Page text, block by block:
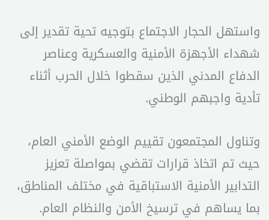
واستهل الحجار الاجتماع بتوجيه تحية تقدير إلى
شهداء الأجهزة الأمنية والعسكرية وعناصر
الدفاع المدني الذين سقطوا خلال الحرب أثناء
تأدية واجبهم الوطني.
وتناول المجتمعون تقييم الوضع الأمني العام،
حيث تم اتخاذ قرارات تقضي بمواصلة تعزيز
التدابير الأمنية الاستباقية في مختلف المناطق،
بما يساهم في ترسيخ الأمن والنظام العام.